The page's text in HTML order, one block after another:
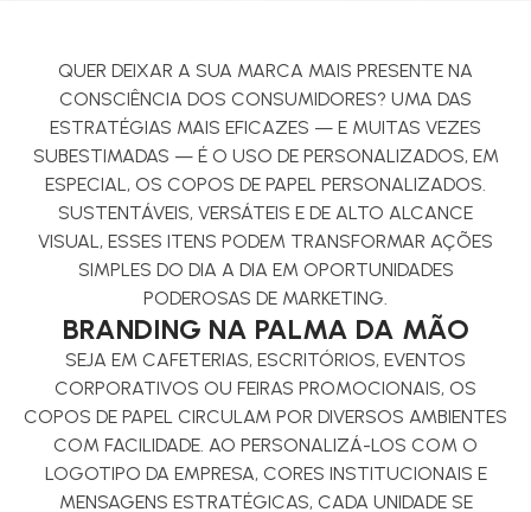
QUER DEIXAR A SUA MARCA MAIS PRESENTE NA
CONSCIÊNCIA DOS CONSUMIDORES? UMA DAS
ESTRATÉGIAS MAIS EFICAZES — E MUITAS VEZES
SUBESTIMADAS — É O USO DE PERSONALIZADOS, EM
ESPECIAL, OS COPOS DE PAPEL PERSONALIZADOS.
SUSTENTÁVEIS, VERSÁTEIS E DE ALTO ALCANCE
VISUAL, ESSES ITENS PODEM TRANSFORMAR AÇÕES
SIMPLES DO DIA A DIA EM OPORTUNIDADES
PODEROSAS DE MARKETING.
BRANDING NA PALMA DA MÃO
SEJA EM CAFETERIAS, ESCRITÓRIOS, EVENTOS
CORPORATIVOS OU FEIRAS PROMOCIONAIS, OS
COPOS DE PAPEL CIRCULAM POR DIVERSOS AMBIENTES
COM FACILIDADE. AO PERSONALIZÁ-LOS COM O
LOGOTIPO DA EMPRESA, CORES INSTITUCIONAIS E
MENSAGENS ESTRATÉGICAS, CADA UNIDADE SE